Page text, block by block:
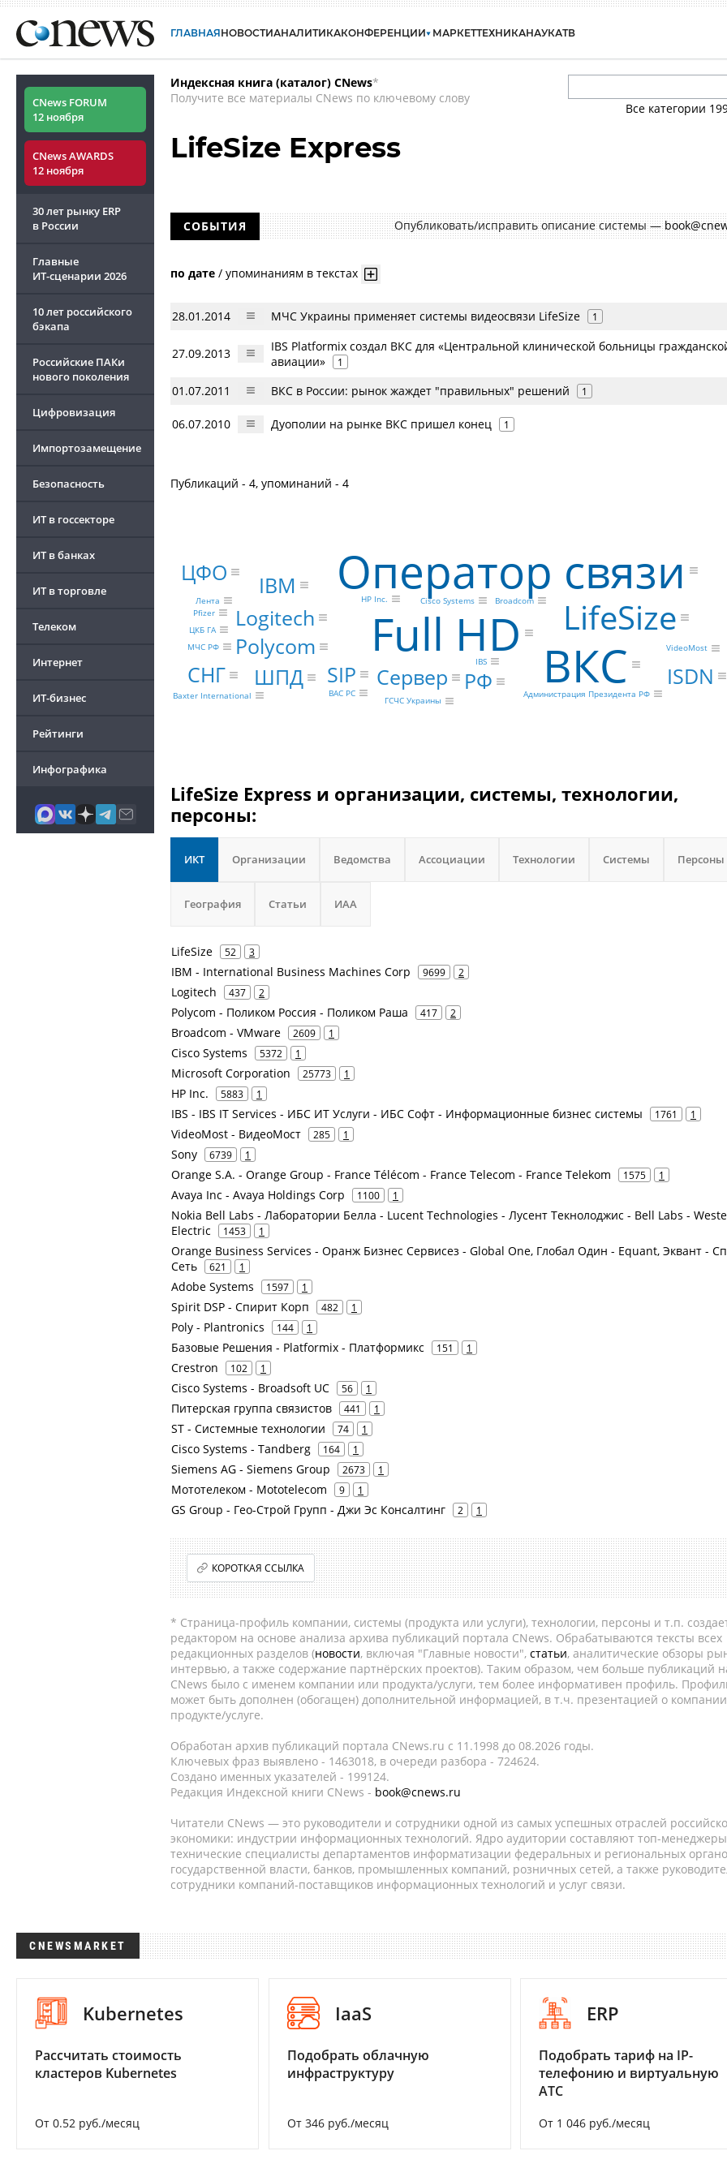
ГЛАВНАЯНОВОСТИАНАЛИТИКАКОНФЕРЕНЦИИ МАРКЕТТЕХНИКАНАУКАТВ
CNews FORUM
12 ноября
CNews AWARDS
12 ноября
30 лет рынку ERP
в России
Главные
ИТ-сценарии 2026
10 лет российского
бэкапа
Российские ПАКи
нового поколения
Цифровизация
Импортозамещение
Безопасность
ИТ в госсекторе
ИТ в банках
ИТ в торговле
Телеком
Интернет
ИТ-бизнес
Рейтинги
Инфографика
Индексная книга (каталог) CNews*
Получите все материалы CNews по ключевому слову
Все категории
LifeSize Express
СОБЫТИЯ Опубликовать/исправить описание системы —
по дате / упоминаниям в текстах
28.01.2014 МЧС Украины применяет системы видеосвязи LifeSize 1
27.09.2013
IBS Platformix создал ВКС для «Центральной клинической больницы
авиации»
1
01.07.2011 ВКС в России: рынок жаждет "правильных" решений 1
06.07.2010 Дуополии на рынке ВКС пришел конец 1
Публикаций - 4, упоминаний - 4
Full HD
ВКС
Оператор связи
LifeSize
IBM
Logitech
Polycom
ШПД
SIP Сервер ISDN
РФ
ЦФО
СНГ
Broadcom
Cisco Systems
HP Inc.
IBS
VideoMost
Лента
Pfizer
ЦКБ ГА
Baxter International
МЧС РФ
Администрация Президента РФ
ВАС РС
ГСЧС Украины
LifeSize Express и организации, системы, технологии,
персоны:
ИКТ Организации Ведомства Ассоциации Технологии Системы Персоны
География Статьи ИАА
LifeSize 52 3
IBM - International Business Machines Corp 9699 2
Logitech 437 2
Polycom - Поликом Россия - Поликом Раша 417 2
Broadcom - VMware 2609 1
Cisco Systems 5372 1
Microsoft Corporation 25773 1
HP Inc. 5883 1
IBS - IBS IT Services - ИБС ИТ Услуги - ИБС Софт - Информационные бизнес системы 1761 1
VideoMost - ВидеоМост 285 1
Sony 6739 1
Orange S.A. - Orange Group - France Télécom - France Telecom - France Telekom 1575 1
Avaya Inc - Avaya Holdings Corp 1100 1
Nokia Bell Labs - Лаборатории Белла - Lucent Technologies - Лусент Текнолоджис - Bell Labs -
Electric
1453 1
Orange Business Services - Оранж Бизнес Сервисез - Global One, Глобал Один - Equant, Эквант -
Сеть
621 1
Adobe Systems 1597 1
Spirit DSP - Спирит Корп 482 1
Poly - Plantronics 144 1
Базовые Решения - Platformix - Платформикс 151 1
Crestron 102 1
Cisco Systems - Broadsoft UC 56 1
Питерская группа связистов 441 1
ST - Системные технологии 74 1
Cisco Systems - Tandberg 164 1
Siemens AG - Siemens Group 2673 1
Мототелеком - Mototelecom 9 1
GS Group - Гео-Строй Групп - Джи Эс Консалтинг 2 1
КОРОТКАЯ ССЫЛКА
* Страница-профиль компании, системы (продукта или услуги), технологии, персоны и т.п.
редактором на основе анализа архива публикаций портала CNews. Обрабатываются тексты всех
редакционных разделов (новости, включая "Главные новости", статьи, аналитические обзоры
интервью, а также содержание партнёрских проектов). Таким образом, чем больше публикаций
CNews было с именем компании или продукта/услуги, тем более информативен профиль.
может быть дополнен (обогащен) дополнительной информацией, в т.ч. презентацией о
продукте/услуге.
Обработан архив публикаций портала CNews.ru c 11.1998 до 08.2026 годы.
Ключевых фраз выявлено - 1463018, в очереди разбора - 724624.
Создано именных указателей - 199124.
Редакция Индексной книги CNews - book@cnews.ru
Читатели CNews — это руководители и сотрудники одной из самых успешных отраслей
экономики: индустрии информационных технологий. Ядро аудитории составляют топ-
технические специалисты департаментов информатизации федеральных и региональных
государственной власти, банков, промышленных компаний, розничных сетей, а также
сотрудники компаний-поставщиков информационных технологий и услуг связи.
CNEWSMARKET
Kubernetes
Рассчитать стоимость
кластеров Kubernetes
От 0.52 руб./месяц
IaaS
Подобрать облачную
инфраструктуру
От 346 руб./месяц
ERP
Подобрать тариф на IP-
телефонию и виртуальную
АТС
От 1 046 руб./месяц